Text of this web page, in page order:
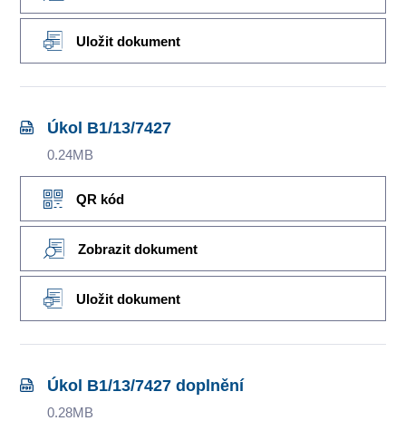
Uložit dokument
Úkol B1/13/7427
0.24MB
QR kód
Zobrazit dokument
Uložit dokument
Úkol B1/13/7427 doplnění
0.28MB